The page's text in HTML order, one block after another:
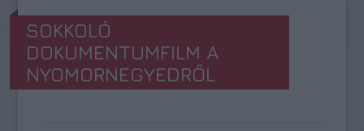
SOKKOLÓ
DOKUMENTUMFILM A
NYOMORNEGYEDRŐL